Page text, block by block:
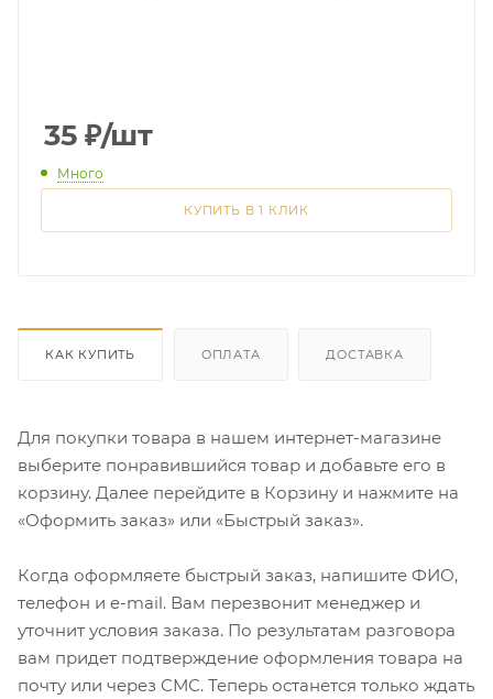
35 ₽/шт
Много
КУПИТЬ В 1 КЛИК
КАК КУПИТЬ ОПЛАТА ДОСТАВКА
Для покупки товара в нашем интернет-магазине
выберите понравившийся товар и добавьте его в
корзину. Далее перейдите в Корзину и нажмите на
«Оформить заказ» или «Быстрый заказ».
Когда оформляете быстрый заказ, напишите ФИО,
телефон и e-mail. Вам перезвонит менеджер и
уточнит условия заказа. По результатам разговора
вам придет подтверждение оформления товара на
почту или через СМС. Теперь останется только ждать